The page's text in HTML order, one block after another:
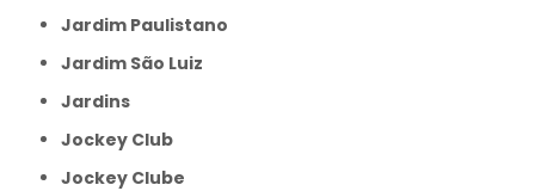
Jardim Paulistano
Jardim São Luiz
Jardins
Jockey Club
Jockey Clube